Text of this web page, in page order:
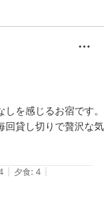
を感じるお宿です。
回貸し切りで贅沢な気
問題ありませんでし
| 夕食: 4 |